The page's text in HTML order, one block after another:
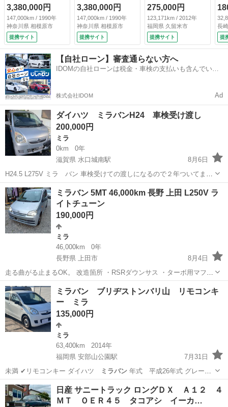
Ｒ４５ タコアシ
イーカスタムマフラ
ー イーカスタムダ
ウンリーフ（公認済
み） スピードスタ
ーマークＩＩ（ポル
シェシルバー塗
装） コブラロード
スター ミラバンパ
ー サニーステング
リル （検8.10）
3,380,000円
147,000km / 1990年
神奈川県 相模原市
提携サイト
Ｒ４５ タコアシ
イーカスタムマフラ
ー イーカスタムダ
ウンリーフ（公認済
み） スピードスタ
ーマークＩＩ（ポル
シェシルバー塗
装） コブラロード
ー サニーステング
3,380,000円
147,000km / 1990年
神奈川県 相模原市
提携サイト
ステ キーレス Ａ
ＢＳ 運転席エアバ
ッグ 助手席エアバ
ッグ 盗難防止シス
テム ミラバン Ｌ
２７５Ｖ （車検整
備付）
275,000円
123,171km / 2012年
福岡県 久留米市
提携サイト
車
キ
エ
エ
エ
付
長
提
【自社ローン】審査通らない方へ
IDOMの自社ローンは税金・車検の支払いも含んでいる
株式会社IDOM Ad
ダイハツ ミラバンH24 車検受け渡し
200,000円
ミラ
0km
0年
滋賀県 水口城南駅
8月6日
H24.5 L275V ミラ バン 車検受けての渡しになるので２年ついてま
す！
滋賀 甲賀市
ミラバン 5MT 46,000km 長野 上田 L250V ラ
イトチューン
190,000円
ミラ
46,000km
0年
長野県 上田市
8月4日
走る曲がる止まるOK。 改造箇所 ・RSRダウンサス ・ターボ用マフラ
ー流用+リアセンター出し ・14インチアルミ(タイヤはあまり山の無い
スタッドレスなので交換が必要です) ・Dsportスリットローター ・...
長野 上田市 ミラバン
ミラバン ブリヂストンバリ山 リモコンキ
ー ミラ
135,000円
ミラ
63,400km
2014年
福岡県 安部山公園駅
7月31日
未満 ✔︎リモコンキー ダイハツ
ミラバン年式 平成26年式 グレー
ド TX…
福岡 北九州市 安部山公園駅
日産 サニートラック ロングＤＸ Ａ１２ ４
ＭＴ ＯＥＲ４５ タコアシ イーカ…